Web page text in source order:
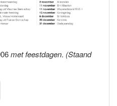
met feestdagen. (Staand